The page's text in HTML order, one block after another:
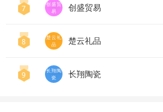
7
创盛贸
易
创盛贸易
8
楚云礼
品
楚云礼品
9
长翔陶
瓷
长翔陶瓷